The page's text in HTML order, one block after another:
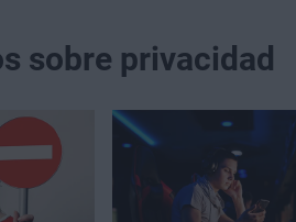
sobre privacidad